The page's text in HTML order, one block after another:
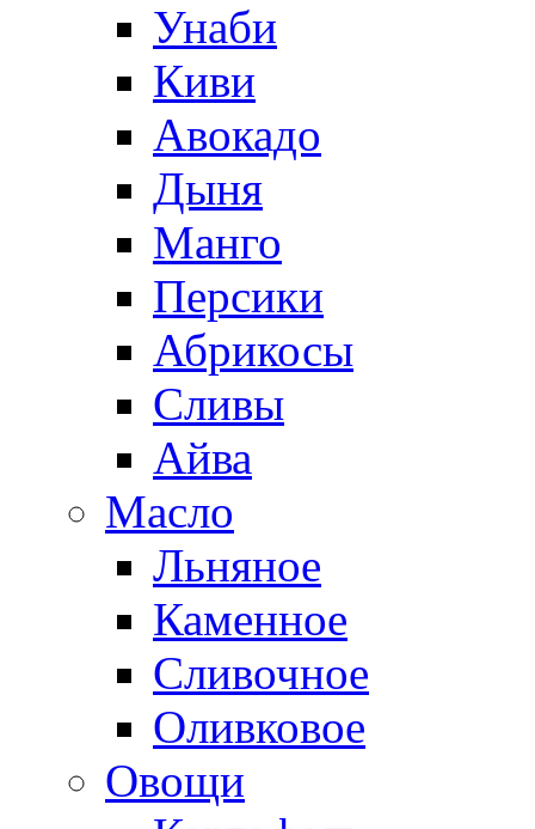
Унаби
Киви
Авокадо
Дыня
Манго
Персики
Абрикосы
Сливы
Айва
Масло
Льняное
Каменное
Сливочное
Оливковое
Овощи